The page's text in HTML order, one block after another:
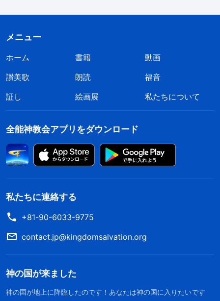
メニュー
ホーム 書籍
動画
讃美歌
朗読
福音
証し
絵画展 私たちについて
全能神教会アプリをダウンロード
私たちに連絡する
+81-90-6033-9775
contact.jp@kingdomsalvation.org
神の国が来ました
神の国が地上に降臨したのです！あなたは神の国に入りたいです